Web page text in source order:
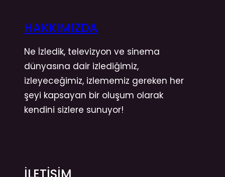
HAKKIMIZDA
Ne İzledik, televizyon ve sinema
dünyasına dair izlediğimiz,
izleyeceğimiz, izlememiz gereken her
şeyi kapsayan bir oluşum olarak
kendini sizlere sunuyor!